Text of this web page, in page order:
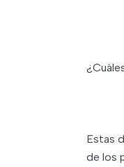
Estas
de los